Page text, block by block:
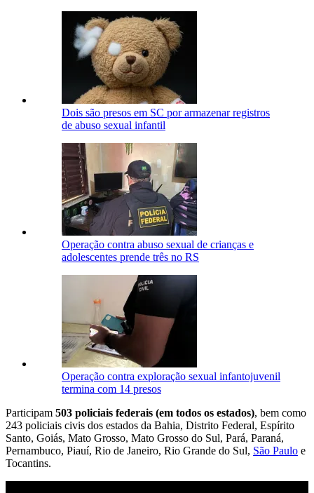
Dois são presos em SC por armazenar registros
de abuso sexual infantil
Operação contra abuso sexual de crianças e
adolescentes prende três no RS
Operação contra exploração sexual infantojuvenil
termina com 14 presos
Participam 503 policiais federais (em todos os estados), bem como
243 policiais civis dos estados da Bahia, Distrito Federal, Espírito
Santo, Goiás, Mato Grosso, Mato Grosso do Sul, Pará, Paraná,
Pernambuco, Piauí, Rio de Janeiro, Rio Grande do Sul, São Paulo e
Tocantins.